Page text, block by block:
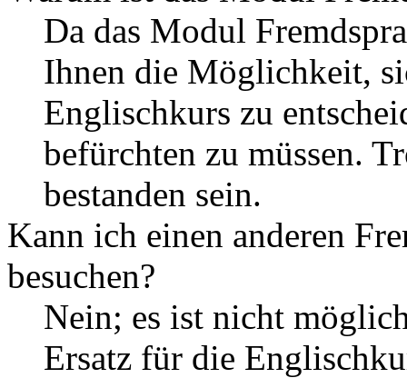
Da das Modul
Ihnen die Möglichkeit,
Englischkurs zu
befürchten zu müssen.
bestanden sein.
Kann ich einen anderen
besuchen?
Nein; es ist nicht
Ersatz für die